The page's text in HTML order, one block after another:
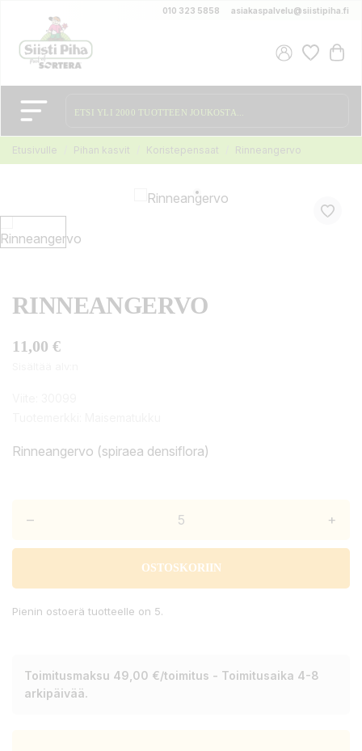
010 323 5858 asiakaspalvelu@siistipiha.fi
Etusivulle Pihan kasvit Koristepensaat Rinneangervo
RINNEANGERVO
11,00 €
Rinneangervo (spiraea densiflora)
– +
OSTOSKORIIN
Pienin ostoerä tuotteelle on 5.
Toimitusmaksu 49,00 €/toimitus - Toimitusaika 4-8
arkipäivää.